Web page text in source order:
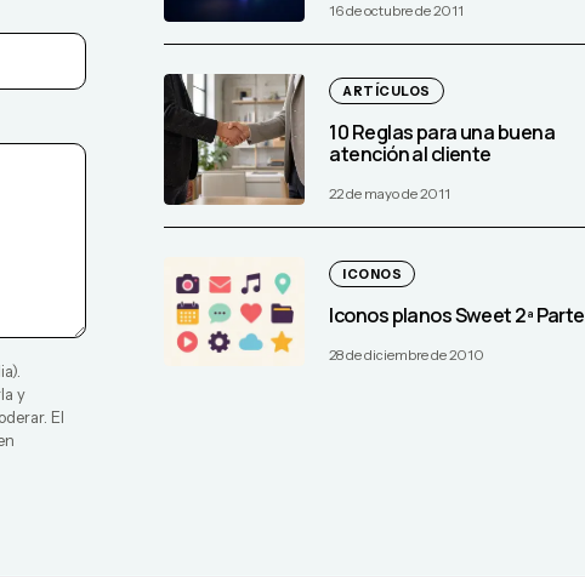
).
y
El
16 de octubre de 2011
ARTÍCULOS
10 Reglas para una buena
atención al cliente
22 de mayo de 2011
ICONOS
Iconos planos Sweet 2ª Parte
28 de diciembre de 2010